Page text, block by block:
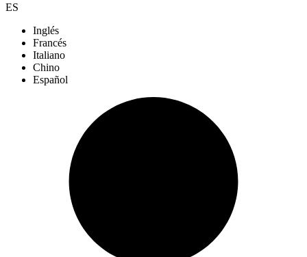
ES
Inglés
Francés
Italiano
Chino
Español